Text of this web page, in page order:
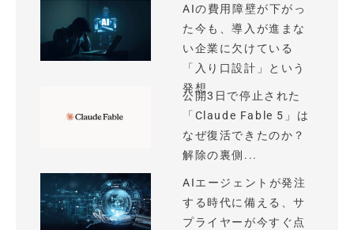
AIの費用障壁が下がっ
た今も、導入が進まな
い企業に欠けている
「入り口設計」という
発想
公開3日で停止された
「Claude Fable 5」は
なぜ復活できたのか？
解除の裏側...
AIエージェントが発注
する時代に備える、サ
プライヤーが今すぐ点